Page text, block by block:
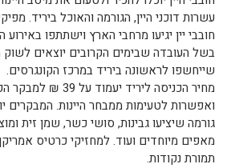
עשרות דוכני היין, הגורמה והאוכל ביריד.
חובבי יין יגיעו מרחבי הארץ וישתתפו
בשל העובדה שבימים הקרובים יוצאים לשוק
שייחשפו לראשונה ביריד במרכז הקונגרסים.
מחיר הכניסה ליריד
ואפשרות לטעימות ממבחר היינות. המבקרים
גורמה שיציעו גבינות, סושי כשר, שמן זית
מאפים מיוחדים ועוד. למחזיקי כרטיס
תמורת נקודות.